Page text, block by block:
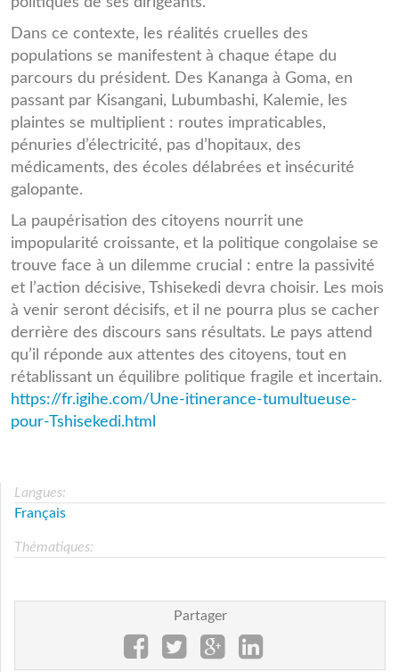
Dans ce contexte, les réalités cruelles des
populations se manifestent à chaque étape du
parcours du président. Des Kananga à Goma, en
passant par Kisangani, Lubumbashi, Kalemie, les
plaintes se multiplient : routes impraticables,
pénuries d’électricité, pas d’hopitaux, des
médicaments, des écoles délabrées et insécurité
galopante.
La paupérisation des citoyens nourrit une
impopularité croissante, et la politique congolaise se
trouve face à un dilemme crucial : entre la passivité
et l’action décisive, Tshisekedi devra choisir. Les mois
à venir seront décisifs, et il ne pourra plus se cacher
derrière des discours sans résultats. Le pays attend
qu’il réponde aux attentes des citoyens, tout en
rétablissant un équilibre politique fragile et incertain.
https://fr.igihe.com/Une-itinerance-tumultueuse-
pour-Tshisekedi.html
Langues:
Français
Thématiques:
Partager